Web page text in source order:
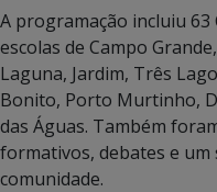
A programação incluiu 63
escolas de Campo
Laguna, Jardim, Três
Bonito, Porto Murtinho,
das Águas. Também
formativos, debates e
comunidade.